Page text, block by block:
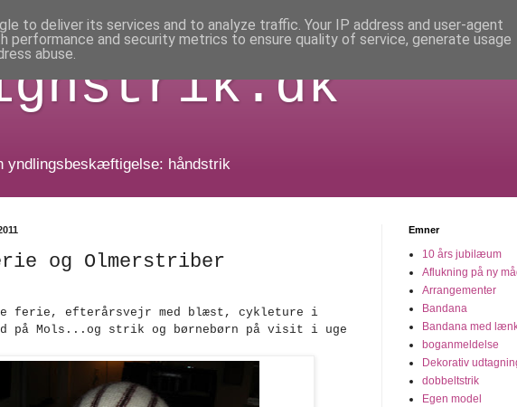
yndlingsbeskæftigelse: håndstrik
og Olmerstriber
ferie, efterårsvejr med blæst, cykleture i
på Mols...og strik og børnebørn på visit i uge
Emner
10 års jubilæum
Aflukning på ny
Arrangementer
Bandana
Bandana med
boganmeldelse
Dekorativ
dobbeltstrik
Egen model
to deliver its services and to analyze traffic. Your IP address and user-agent
performance and security metrics to ensure quality of service, generate usage
abuse.